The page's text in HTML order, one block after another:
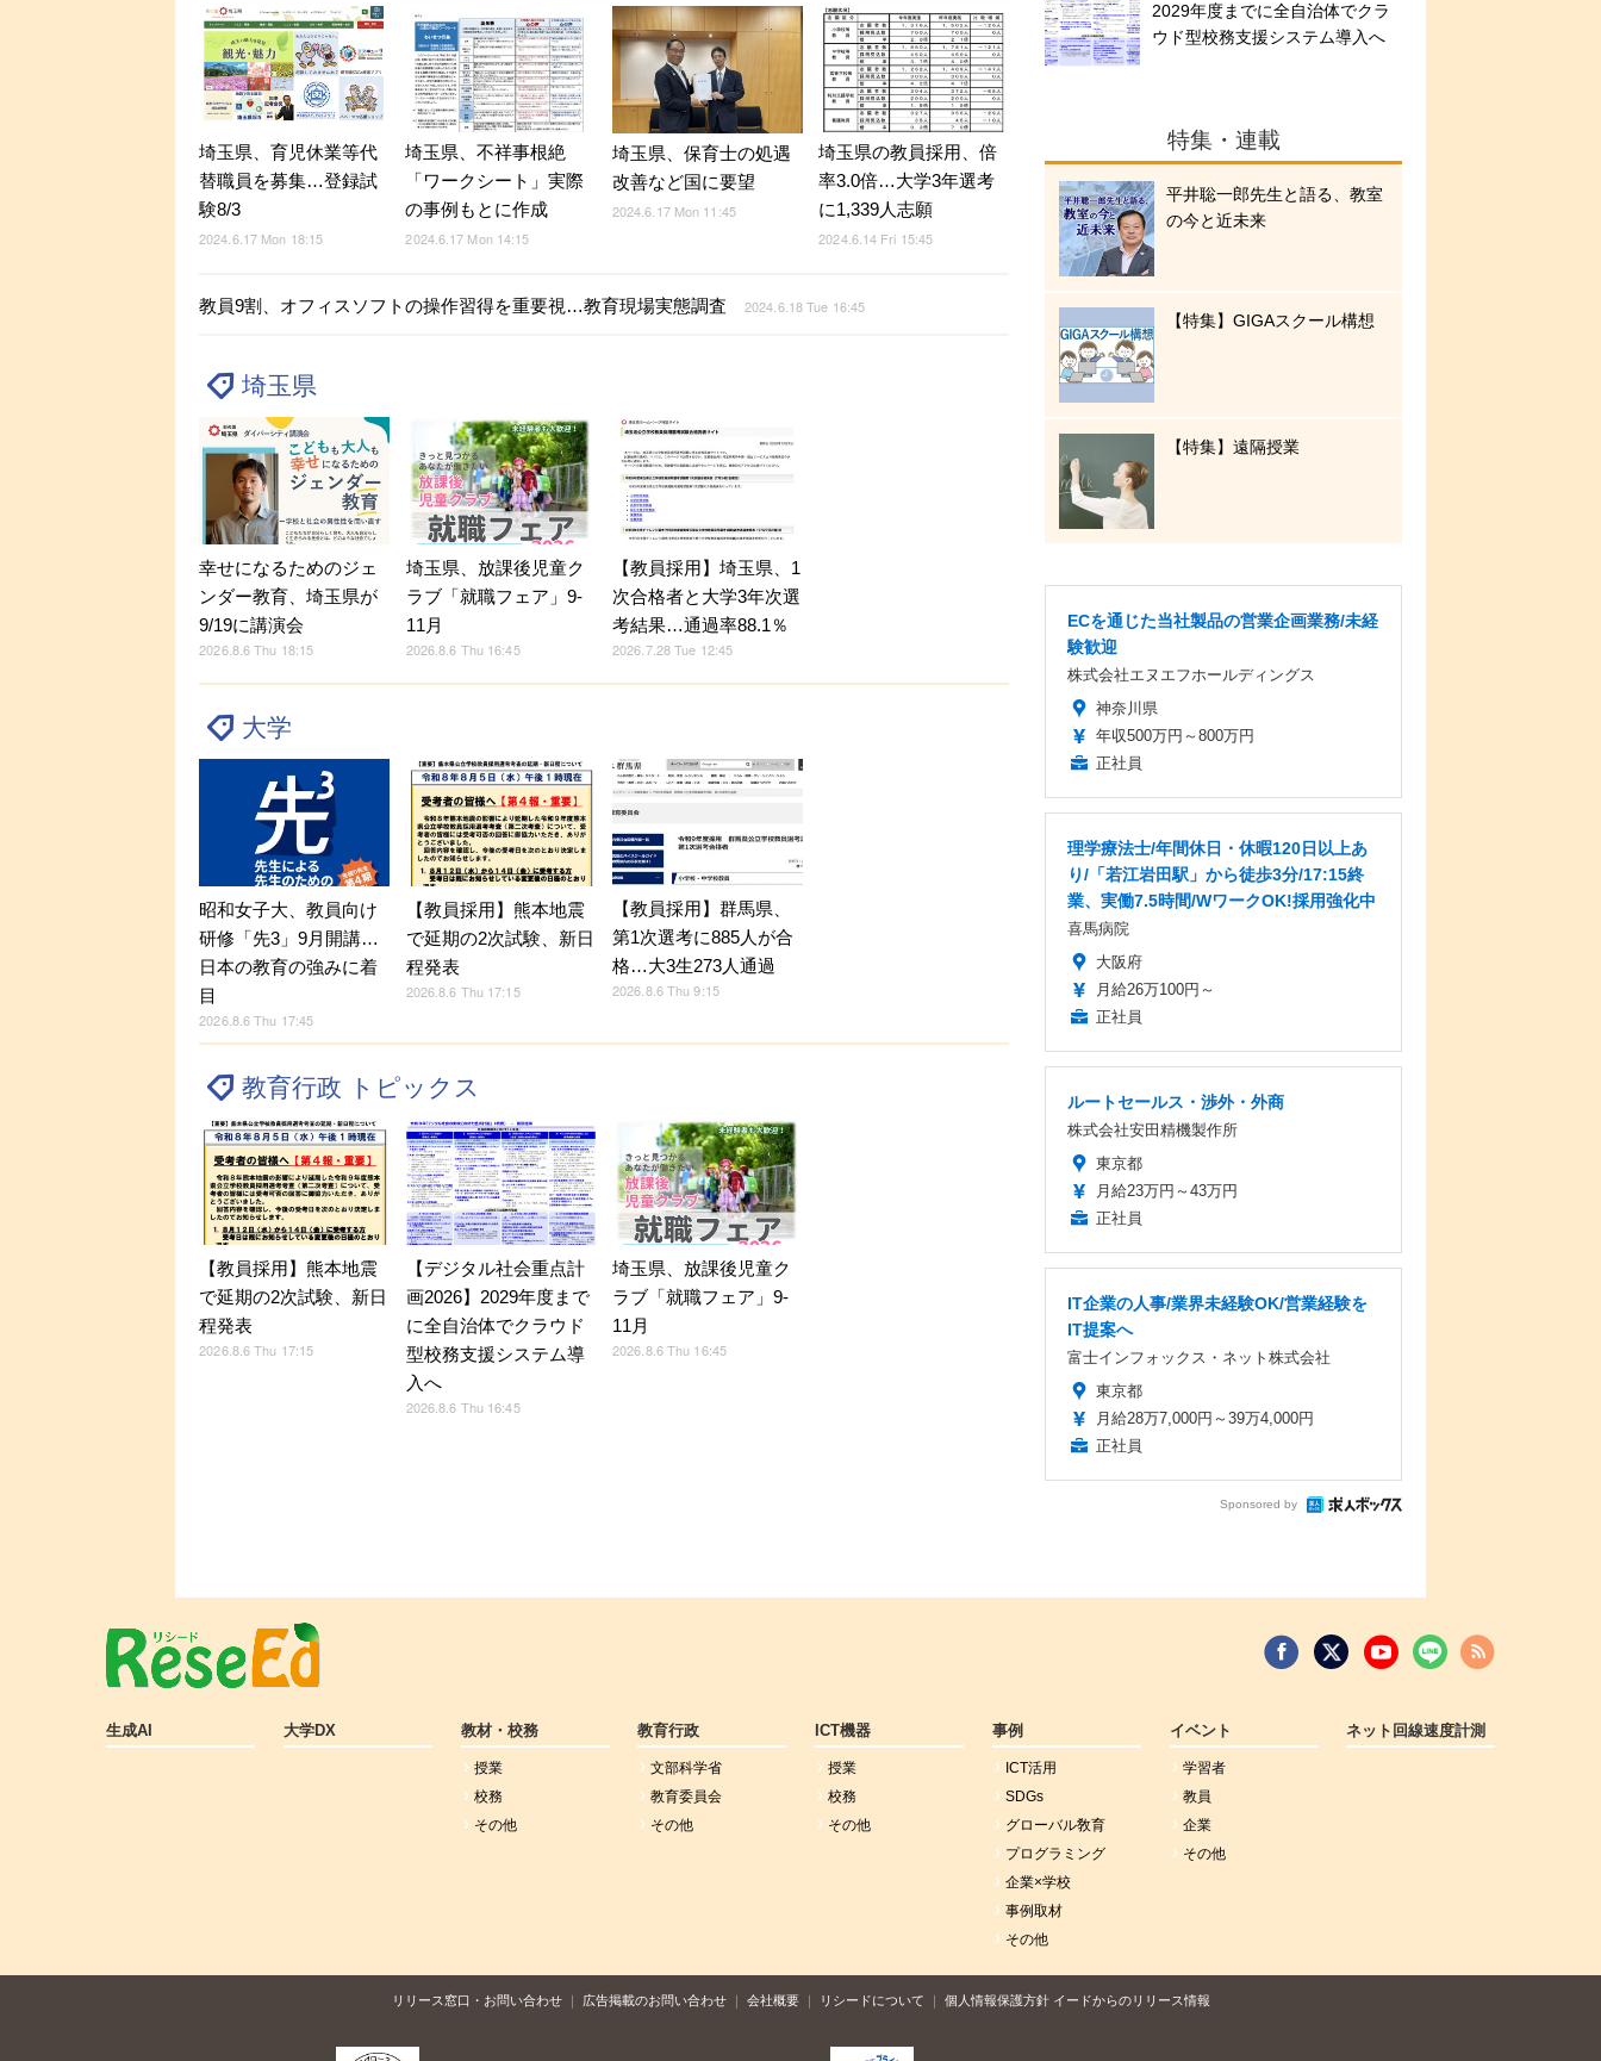
埼玉県、育児休業等代
替職員を募集…登録試
験8/3
2024.6.17 Mon 18:15
埼玉県、不祥事根絶
「ワークシート」実際
の事例もとに作成
2024.6.17 Mon 14:15
埼玉県、保育士の処遇
改善など国に要望
2024.6.17 Mon 11:45
埼玉県の教員採用、倍
率3.0倍…大学3年選考
に1,339人志願
2024.6.14 Fri 15:45
教員9割、オフィスソフトの操作習得を重要視…教育現場実態調査 2024.6.18 Tue 16:45
埼玉県
幸せになるためのジェ
ンダー教育、埼玉県が
9/19に講演会
2026.8.6 Thu 18:15
埼玉県、放課後児童ク
ラブ「就職フェア」9-
11月
2026.8.6 Thu 16:45
【教員採用】埼玉県、1
次合格者と大学3年次選
考結果…通過率88.1％
2026.7.28 Tue 12:45
大学
昭和女子大、教員向け
研修「先3」9月開講…
日本の教育の強みに着
目
2026.8.6 Thu 17:45
【教員採用】熊本地震
で延期の2次試験、新日
程発表
2026.8.6 Thu 17:15
【教員採用】群馬県、
第1次選考に885人が合
格…大3生273人通過
2026.8.6 Thu 9:15
教育行政 トピックス
【教員採用】熊本地震
で延期の2次試験、新日
程発表
2026.8.6 Thu 17:15
【デジタル社会重点計
画2026】2029年度まで
に全自治体でクラウド
型校務支援システム導
入へ
2026.8.6 Thu 16:45
埼玉県、放課後児童ク
ラブ「就職フェア」9-
11月
2026.8.6 Thu 16:45
2029年度までに全自治体でクラ
ウド型校務支援システム導入へ
特集・連載
平井聡一郎先生と語る、教室
の今と近未来
【特集】GIGAスクール構想
【特集】遠隔授業
ECを通じた当社製品の営業企画業務/未経
験歓迎
株式会社エヌエフホールディングス
神奈川県
年収500万円～800万円
正社員
理学療法士/年間休日・休暇120日以上あ
り/「若江岩田駅」から徒歩3分/17:15終
業、実働7.5時間/WワークOK!採用強化中
喜馬病院
大阪府
月給26万100円～
正社員
ルートセールス・渉外・外商
株式会社安田精機製作所
東京都
月給23万円～43万円
正社員
IT企業の人事/業界未経験OK/営業経験を
IT提案へ
富士インフォックス・ネット株式会社
東京都
月給28万7,000円～39万4,000円
正社員
Sponsored by
生成AI 大学DX 教材・校務
授業
校務
その他
教育行政
文部科学省
教育委員会
その他
ICT機器
授業
校務
その他
事例
ICT活用
SDGs
グローバル敎育
プログラミング
企業×学校
事例取材
その他
イベント
学習者
教員
企業
その他
ネット回線速度計測
リリース窓口・お問い合わせ 広告掲載のお問い合わせ 会社概要 リシードについて 個人情報保護方針 イードからのリリース情報